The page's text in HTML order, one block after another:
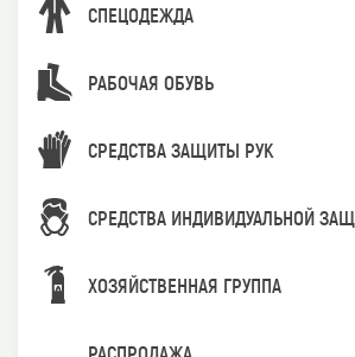
СПЕЦОДЕЖДА
РАБОЧАЯ ОБУВЬ
СРЕДСТВА ЗАЩИТЫ РУК
СРЕДСТВА ИНДИВИДУАЛЬНОЙ
ХОЗЯЙСТВЕННАЯ ГРУППА
РАСПРОДАЖА